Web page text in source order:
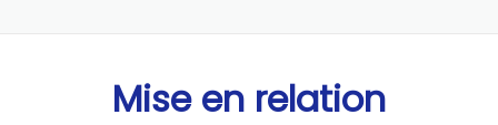
Mise en relation